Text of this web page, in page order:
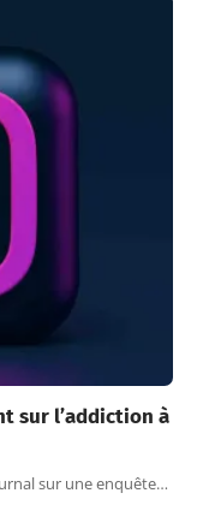
sur l’addiction à
sur une enquête…